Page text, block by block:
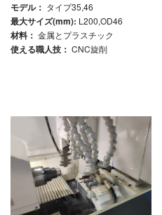
モデル： タイプ35,46
最大サイズ(mm): L200,OD46
材料： 金属とプラスチック
使える職人技： CNC旋削